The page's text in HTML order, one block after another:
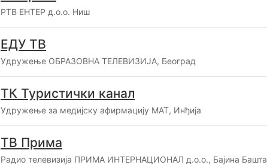
РТВ ЕНТЕР д.о.о. Ниш
ЕДУ ТВ
Удружење ОБРАЗОВНА ТЕЛЕВИЗИЈА, Београд
ТК Туристички канал
Удружење за медијску афирмацију МАТ, Инђија
ТВ Прима
Радио телевизија ПРИМА ИНТЕРНАЦИОНАЛ д.о.о., Бајина Башта